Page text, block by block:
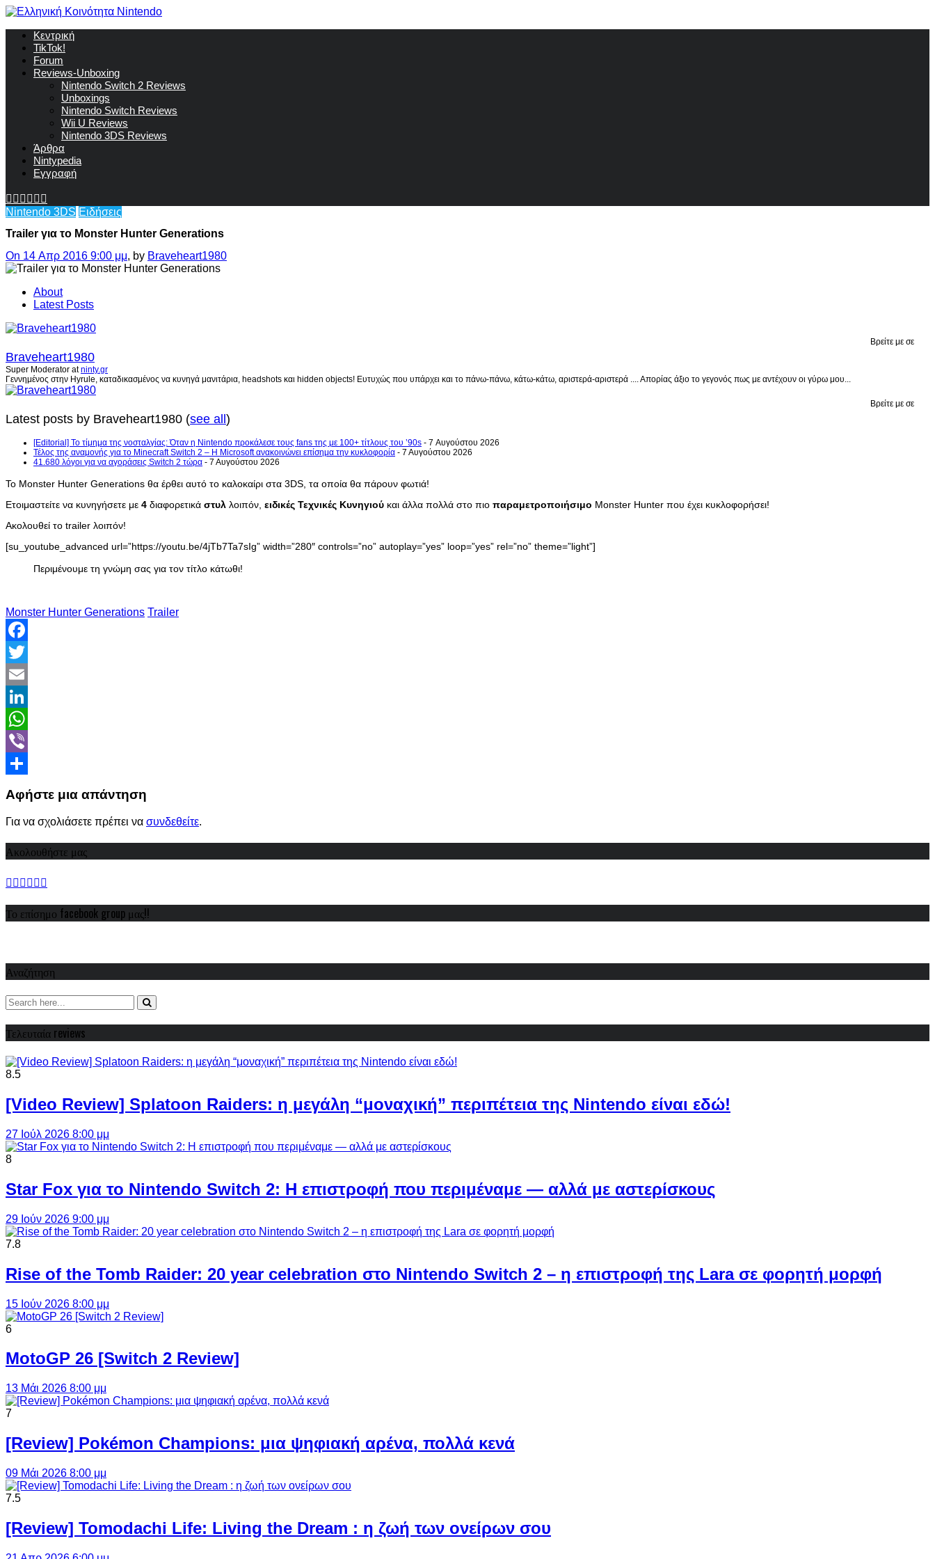
Κεντρική
TikTok!
Forum
Reviews-Unboxing
Nintendo Switch 2 Reviews
Unboxings
Nintendo Switch Reviews
Wii U Reviews
Nintendo 3DS Reviews
Άρθρα
Nintypedia
Εγγραφή
Nintendo 3DS Ειδήσεις
Trailer για το Monster Hunter Generations
On 14 Απρ 2016 9:00 μμ, by Braveheart1980
About
Latest Posts
Βρείτε με σε
Braveheart1980
Super Moderator atninty.gr
Γεννημένος στην Hyrule, καταδικασμένος να κυνηγά μανιτάρια, headshots και hidden objects! Ευτυχώς που υπάρχει και το πάνω-πάνω, κάτω-κάτω, αριστερά-αριστερά .... Απορίας άξιο το γεγονός πως με αντέχουν οι γύρω μου...
Βρείτε με σε
Latest posts by Braveheart1980 (see all)
[Editorial] Το τίμημα της νοσταλγίας: Όταν η Nintendo προκάλεσε τους fans της με 100+ τίτλους του ’90s - 7 Αυγούστου 2026
Τέλος της αναμονής για το Minecraft Switch 2 – Η Microsoft ανακοινώνει επίσημα την κυκλοφορία - 7 Αυγούστου 2026
41.680 λόγοι για να αγοράσεις Switch 2 τώρα - 7 Αυγούστου 2026
Το Monster Hunter Generations θα έρθει αυτό το καλοκαίρι στα 3DS, τα οποία θα πάρουν φωτιά!
Ετοιμαστείτε να κυνηγήσετε με 4 διαφορετικά στυλ λοιπόν, ειδικές Τεχνικές Κυνηγιού και άλλα πολλά στο πιο παραμετροποιήσιμο Monster Hunter που έχει κυκλοφορήσει!
Ακολουθεί το trailer λοιπόν!
[su_youtube_advanced url=”https://youtu.be/4jTb7Ta7sIg” width=”280″ controls=”no” autoplay=”yes” loop=”yes” rel=”no” theme=”light”]
Περιμένουμε τη γνώμη σας για τον τίτλο κάτωθι!
Monster Hunter Generations Trailer
Facebook
Twitter
Email
LinkedIn
WhatsApp
Viber
Αφήστε μια απάντηση
Για να σχολιάσετε πρέπει να συνδεθείτε.
Ακολουθήστε μας
Το επίσημο facebook group μας!!
Αναζήτηση
Τελευταία reviews
8.5
[Video Review] Splatoon Raiders: η μεγάλη “μοναχική” περιπέτεια της Nintendo είναι εδώ!
27 Ιούλ 2026 8:00 μμ
8
Star Fox για το Nintendo Switch 2: Η επιστροφή που περιμέναμε — αλλά με αστερίσκους
29 Ιούν 2026 9:00 μμ
7.8
Rise of the Tomb Raider: 20 year celebration στο Nintendo Switch 2 – η επιστροφή της Lara σε φορητή μορφή
15 Ιούν 2026 8:00 μμ
6
MotoGP 26 [Switch 2 Review]
13 Μάι 2026 8:00 μμ
7
[Review] Pokémon Champions: μια ψηφιακή αρένα, πολλά κενά
09 Μάι 2026 8:00 μμ
7.5
[Review] Tomodachi Life: Living the Dream : η ζωή των ονείρων σου